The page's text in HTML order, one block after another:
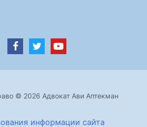
© 2026 Адвокат Ави Аптекман
информации сайта